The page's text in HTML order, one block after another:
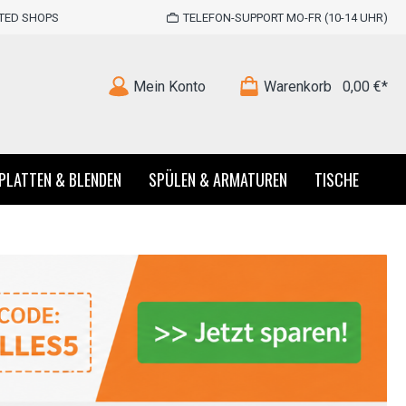
SHOPS TELEFON-SUPPORT MO-FR (10-14 UHR)
Mein Konto Warenkorb 0,00 €*
& BLENDEN SPÜLEN & ARMATUREN TISCHE
Namu
Salerno
Arbeitsplatte Tennessee Eiche
Sockelblenden